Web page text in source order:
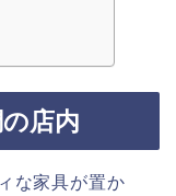
店内
な家具が置か